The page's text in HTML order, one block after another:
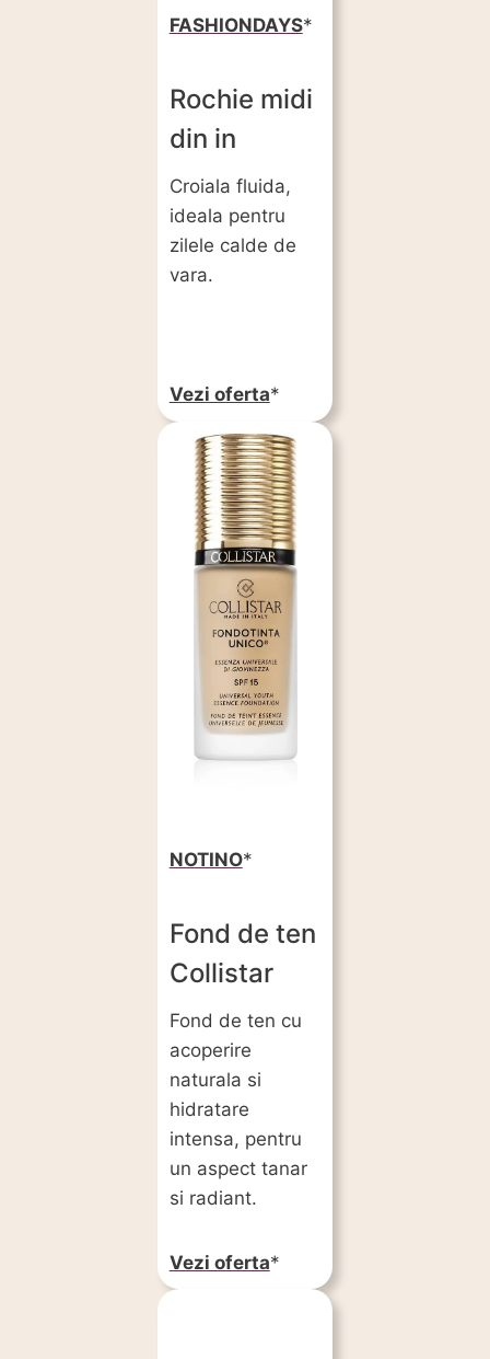
FASHIONDAYS
Rochie midi
din in
Croiala fluida,
ideala pentru
zilele calde de
vara.
Vezi oferta
NOTINO
Fond de ten
Collistar
Fond de ten cu
acoperire
naturala si
hidratare
intensa, pentru
un aspect tanar
si radiant.
Vezi oferta